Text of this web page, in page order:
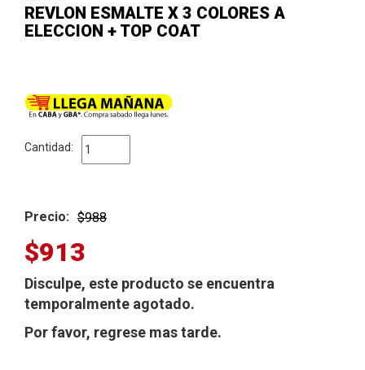
REVLON ESMALTE X 3 COLORES A
ELECCION + TOP COAT
Cantidad:
Precio: $988
$913
Disculpe, este producto se encuentra
temporalmente agotado.
Por favor, regrese mas tarde.